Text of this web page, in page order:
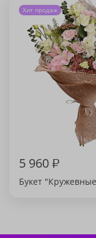
Хит продаж
5 960₽
Букет